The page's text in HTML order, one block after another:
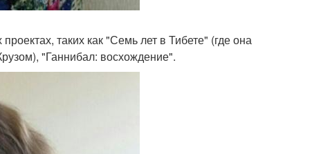
таких как "Семь лет в Тибете" (где она
"Ганнибал: восхождение".